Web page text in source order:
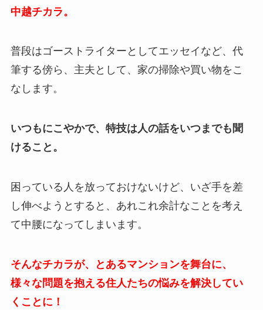
中越チカラ。
普段はゴーストライターとしてエッセイなど、代
筆する傍ら、主夫として、家の掃除や買い物をこ
なします。
いつもにこやかで、特技は人の話をいつまでも聞
けること。
困っている人を放っておけないけど、いざ手を差
し伸べようとすると、あれこれ余計なことを考え
て中腰になってしまいます。
そんなチカラが、とあるマンションを舞台に、
様々な問題を抱える住人たちの悩みを解決してい
くことに！